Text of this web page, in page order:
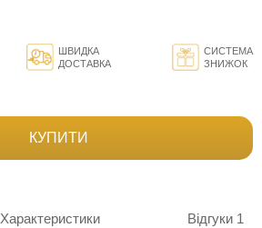
ШВИДКА
ДОСТАВКА
СИСТЕМА
ЗНИЖОК
КУПИТИ
Характеристики Відгуки 1